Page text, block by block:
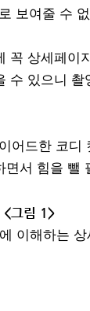
보여줄 수
꼭 상세페이
수 있으니
어드한 코
서 힘을 뺄
<그림 1>